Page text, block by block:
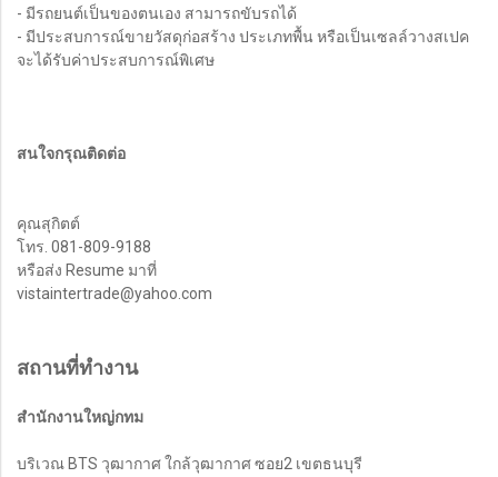
- มีรถยนต์เป็นของตนเอง สามารถขับรถได้
- มีประสบการณ์ขายวัสดุก่อสร้าง ประเภทพื้น หรือเป็นเซลล์วางสเปค
จะได้รับค่าประสบการณ์พิเศษ
สนใจกรุณติดต่อ
คุณสุกิตต์
โทร. 081-809-9188
หรือส่ง Resume มาที่
vistaintertrade@yahoo.com
สถานที่ทำงาน
สำนักงานใหญ่กทม
บริเวณ BTS วุฒากาศ ใกล้วุฒากาศ ซอย2 เขตธนบุรี